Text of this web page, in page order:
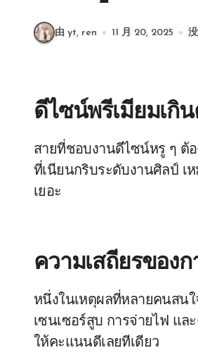
由 yt, ren 11 月 20, 2025
ดีไซน์พรีเมียมเกิ
สายที่ชอบงานดีไซน์หรู ๆ ต้
ที่เนียนกริบระดับงานศิลป์ เ
เยอะ
ความเสถียรของ
หนึ่งในเหตุผลที่หลายคนสนใ
เซนเซอร์สูบ การจ่ายไฟ แ
ให้คะแนนดีเลยทีเดียว